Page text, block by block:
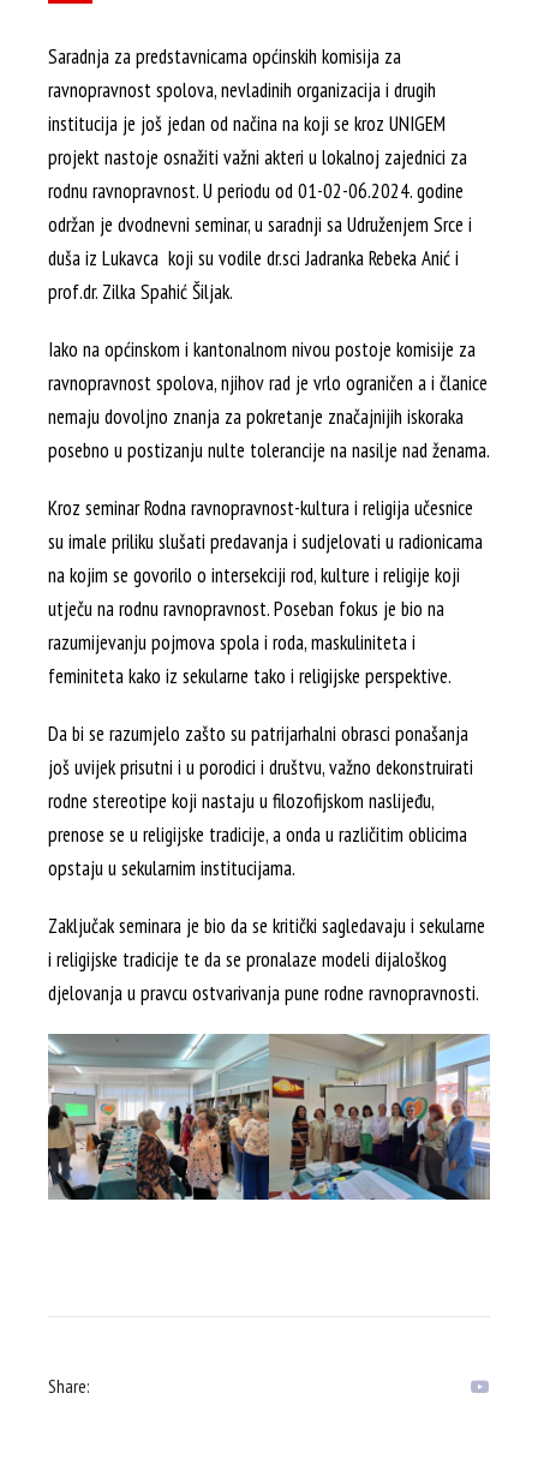
Saradnja za predstavnicama općinskih komisija za
ravnopravnost spolova, nevladinih organizacija i drugih
institucija je još jedan od načina na koji se kroz UNIGEM
projekt nastoje osnažiti važni akteri u lokalnoj zajednici za
rodnu ravnopravnost. U periodu od 01-02-06.2024. godine
održan je dvodnevni seminar, u saradnji sa Udruženjem Srce i
duša iz Lukavca koji su vodile dr.sci Jadranka Rebeka Anić i
prof.dr. Zilka Spahić Šiljak.
Iako na općinskom i kantonalnom nivou postoje komisije za
ravnopravnost spolova, njihov rad je vrlo ograničen a i članice
nemaju dovoljno znanja za pokretanje značajnijih iskoraka
posebno u postizanju nulte tolerancije na nasilje nad ženama.
Kroz seminar Rodna ravnopravnost-kultura i religija učesnice
su imale priliku slušati predavanja i sudjelovati u radionicama
na kojim se govorilo o intersekciji rod, kulture i religije koji
utječu na rodnu ravnopravnost. Poseban fokus je bio na
razumijevanju pojmova spola i roda, maskuliniteta i
feminiteta kako iz sekularne tako i religijske perspektive.
Da bi se razumjelo zašto su patrijarhalni obrasci ponašanja
još uvijek prisutni i u porodici i društvu, važno dekonstruirati
rodne stereotipe koji nastaju u filozofijskom naslijeđu,
prenose se u religijske tradicije, a onda u različitim oblicima
opstaju u sekularnim institucijama.
Zaključak seminara je bio da se kritički sagledavaju i sekularne
i religijske tradicije te da se pronalaze modeli dijaloškog
djelovanja u pravcu ostvarivanja pune rodne ravnopravnosti.
Share: